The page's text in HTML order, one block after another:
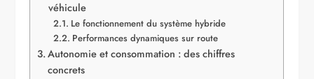
véhicule
Le fonctionnement du système hybride
Performances dynamiques sur route
Autonomie et consommation : des chiffres
concrets